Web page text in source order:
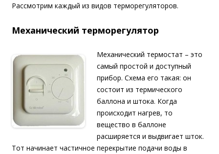
Рассмотрим каждый из видов терморегуляторов.
Механический терморегулятор
Механический термостат – это
самый простой и доступный
прибор. Схема его такая: он
состоит из термического
баллона и штока. Когда
происходит нагрев, то
вещество в баллоне
расширяется и выдвигает шток.
Тот начинает частичное перекрытие подачи воды в